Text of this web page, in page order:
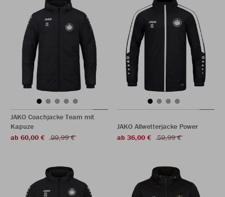
JAKO Coachjacke Team mit
Kapuze
ab 60,00 €
99,99 €
JAKO Allwetterjacke Power
ab 36,00 €
59,99 €